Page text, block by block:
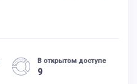
В открытом доступе
9